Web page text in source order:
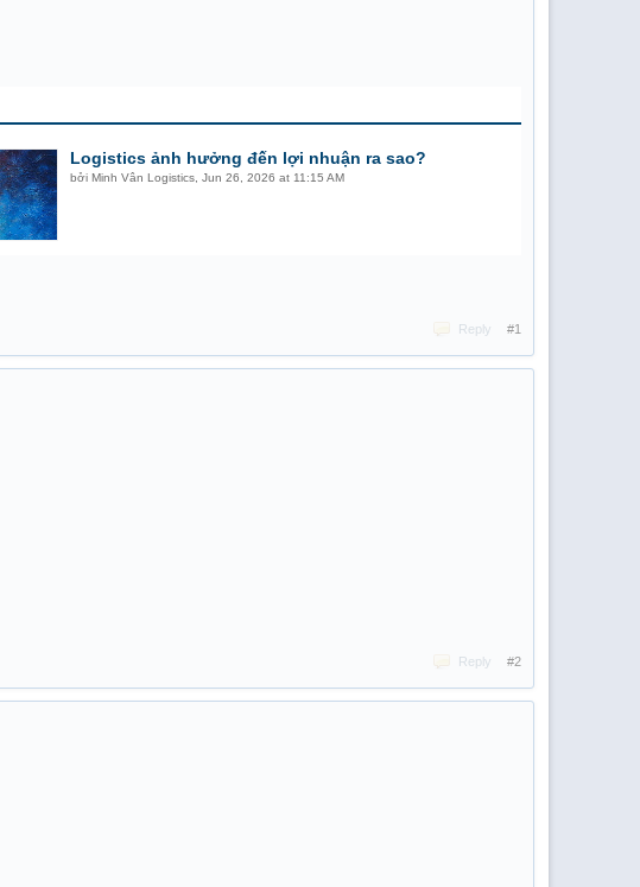
Logistics ảnh hưởng đến lợi nhuận ra sao?
bởi Minh Vân Logistics, Jun 26, 2026 at 11:15 AM
#1
Reply
#2
Reply